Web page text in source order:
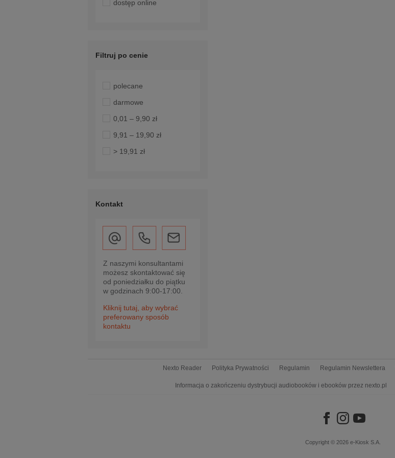
dostęp online
Filtruj po cenie
polecane
darmowe
0,01 – 9,90 zł
9,91 – 19,90 zł
> 19,91 zł
Kontakt
Z naszymi konsultantami
możesz skontaktować się
od poniedziałku do piątku
w godzinach 9:00-17:00.
Kliknij tutaj, aby wybrać
preferowany sposób
kontaktu
Nexto Reader Polityka Prywatności Regulamin Regulamin Newslettera
Informacja o zakończeniu dystrybucji audiobooków i ebooków przez nexto.pl
Copyright © 2026 e-Kiosk S.A.